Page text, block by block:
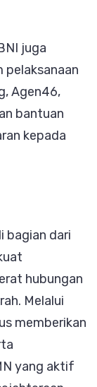
juga
pelaksanaan
Agen46,
bantuan
kepada
bagian dari
hubungan
Melalui
memberikan
yang aktif